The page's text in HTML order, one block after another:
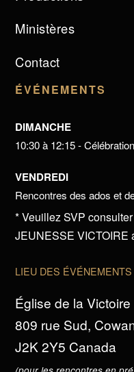
Ministères
Contact
ÉVÉNEMENTS
DIMANCHE
10:30 à 12:15 -
VENDREDI
Rencontres des ados et
* Veuillez SVP
JEUNESSE VICTOIRE
LIEU DES ÉVÉNEMENTS
Église de la Victoire
809 rue Sud,
J2K 2Y5 Canada